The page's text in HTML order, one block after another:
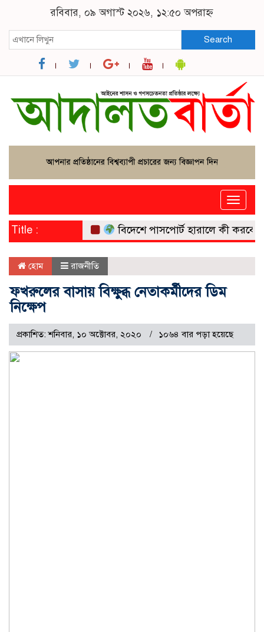
রবিবার, ০৯ অগাস্ট ২০২৬, ১২:৫০ অপরাহ্ন
Search
Toggle
Title : বিদেশে পাসপোর্ট হারালে কী করবেন?
হোম রাজনীতি
ফখরুলের বাসায় বিক্ষুব্ধ নেতাকর্মীদের ডিম
নিক্ষেপ
প্রকাশিত: শনিবার, ১০ অক্টোবর, ২০২০ ১০৬৪ বার পড়া হয়েছে